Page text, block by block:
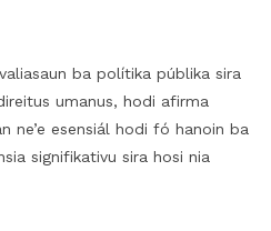
ba polítika públika sira
umanus, hodi afirma
ne’e esensiál hodi fó hanoin ba
signifikativu sira hosi nia